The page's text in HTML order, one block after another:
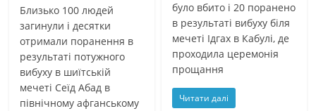
Близько 100 людей
загинули і десятки
отримали поранення в
результаті потужного
вибуху в шиїтській
мечеті Сеїд Абад в
північному афганському
було вбито і 20 поранено
в результаті вибуху біля
мечеті Ідгах в Кабулі, де
проходила церемонія
прощання
Читати далі